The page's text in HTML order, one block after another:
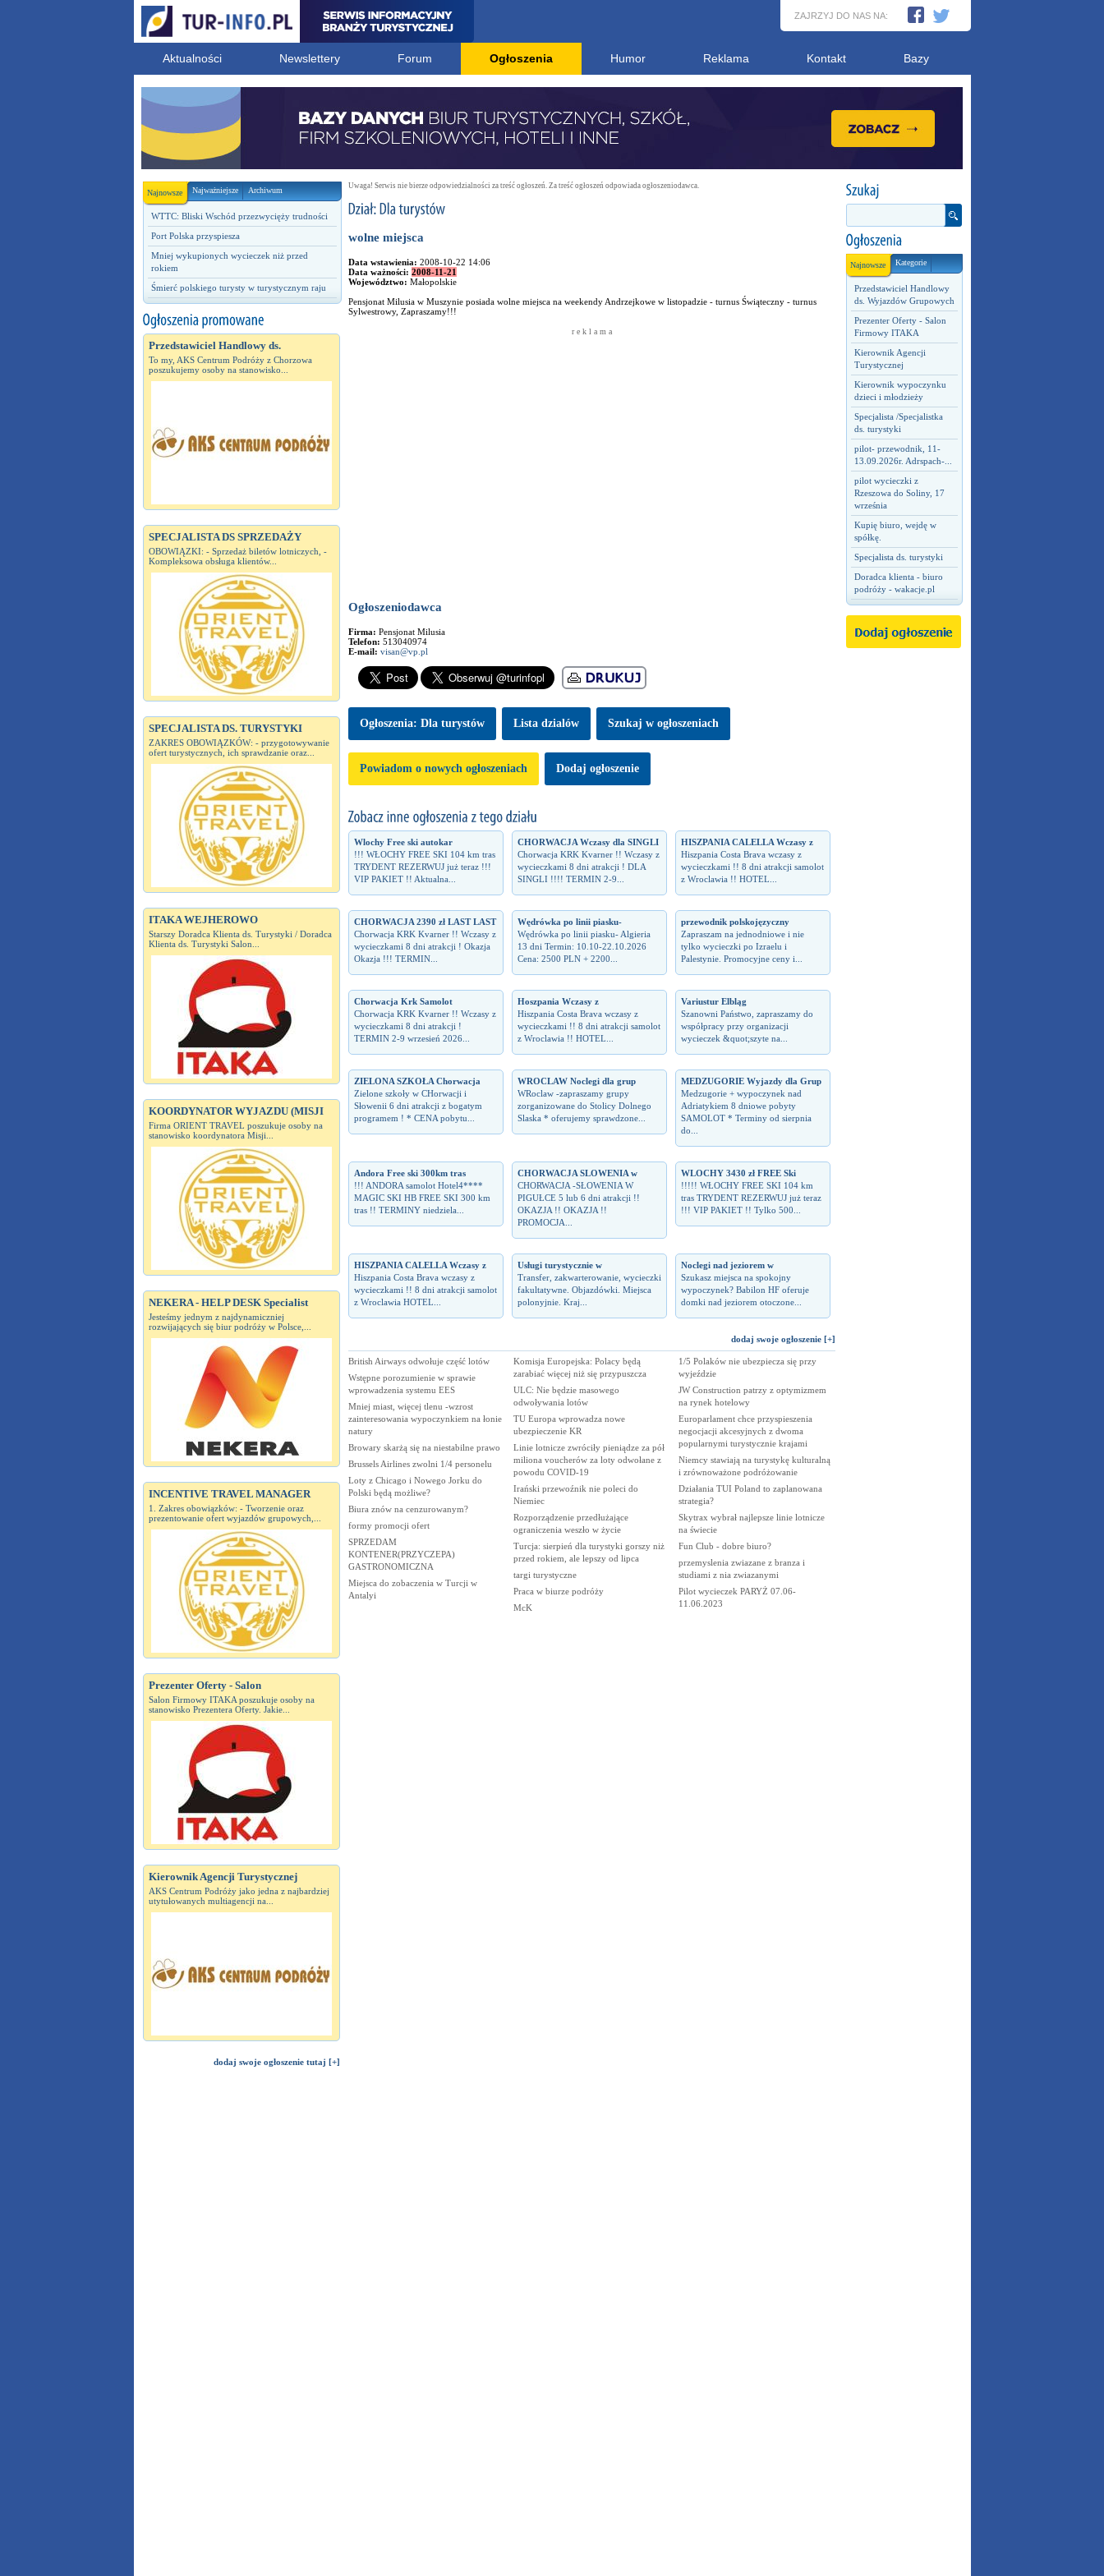
ZAJRZYJ DO NAS NA:
Aktualności Newslettery Forum Ogłoszenia Humor Reklama Kontakt Bazy
Najnowsze Najważniejsze Archiwum
WTTC: Bliski Wschód przezwycięży trudności
Port Polska przyspiesza
Mniej wykupionych wycieczek niż przed
rokiem
Śmierć polskiego turysty w turystycznym raju
Przedstawiciel Handlowy ds.
To my, AKS Centrum Podróży z Chorzowa
poszukujemy osoby na stanowisko...
SPECJALISTA DS SPRZEDAŻY
OBOWIĄZKI: - Sprzedaż biletów lotniczych, -
Kompleksowa obsługa klientów...
SPECJALISTA DS. TURYSTYKI
ZAKRES OBOWIĄZKÓW: - przygotowywanie
ofert turystycznych, ich sprawdzanie oraz...
ITAKA WEJHEROWO
Starszy Doradca Klienta ds. Turystyki / Doradca
Klienta ds. Turystyki Salon...
KOORDYNATOR WYJAZDU (MISJI
Firma ORIENT TRAVEL poszukuje osoby na
stanowisko koordynatora Misji...
NEKERA - HELP DESK Specialist
Jesteśmy jednym z najdynamiczniej
rozwijających się biur podróży w Polsce,...
INCENTIVE TRAVEL MANAGER
1. Zakres obowiązków: - Tworzenie oraz
prezentowanie ofert wyjazdów grupowych,...
Prezenter Oferty - Salon
Salon Firmowy ITAKA poszukuje osoby na
stanowisko Prezentera Oferty. Jakie...
Kierownik Agencji Turystycznej
AKS Centrum Podróży jako jedna z najbardziej
utytułowanych multiagencji na...
dodaj swoje ogłoszenie tutaj [+]
Najnowsze Kategorie
Przedstawiciel Handlowy
ds. Wyjazdów Grupowych
Prezenter Oferty - Salon
Firmowy ITAKA
Kierownik Agencji
Turystycznej
Kierownik wypoczynku
dzieci i młodzieży
Specjalista /Specjalistka
ds. turystyki
pilot- przewodnik, 11-
13.09.2026r. Adrspach-...
pilot wycieczki z
Rzeszowa do Soliny, 17
września
Kupię biuro, wejdę w
spółkę.
Specjalista ds. turystyki
Doradca klienta - biuro
podróży - wakacje.pl
Uwaga! Serwis nie bierze odpowiedzialności za treść ogłoszeń. Za treść ogłoszeń odpowiada ogłoszeniodawca.
wolne miejsca
Data wstawienia: 2008-10-22 14:06
Data ważności: 2008-11-21
Województwo: Małopolskie
Pensjonat Milusia w Muszynie posiada wolne miejsca na weekendy Andrzejkowe w listopadzie - turnus Świąteczny - turnus
Sylwestrowy, Zapraszamy!!!
r e k l a m a
Ogłoszeniodawca
Firma: Pensjonat Milusia
Telefon: 513040974
E-mail: visan@vp.pl
Ogłoszenia: Dla turystów Lista dzialów Szukaj w ogłoszeniach
Powiadom o nowych ogłoszeniach Dodaj ogłoszenie
Wlochy Free ski autokar
!!! WŁOCHY FREE SKI 104 km tras
TRYDENT REZERWUJ już teraz !!!
VIP PAKIET !! Aktualna...
CHORWACJA Wczasy dla SINGLI
Chorwacja KRK Kvarner !! Wczasy z
wycieczkami 8 dni atrakcji ! DLA
SINGLI !!!! TERMIN 2-9...
HISZPANIA CALELLA Wczasy z
Hiszpania Costa Brava wczasy z
wycieczkami !! 8 dni atrakcji samolot
z Wroclawia !! HOTEL...
CHORWACJA 2390 zł LAST LAST
Chorwacja KRK Kvarner !! Wczasy z
wycieczkami 8 dni atrakcji ! Okazja
Okazja !!! TERMIN...
Wędrówka po linii piasku-
Wędrówka po linii piasku- Algieria
13 dni Termin: 10.10-22.10.2026
Cena: 2500 PLN + 2200...
przewodnik polskojęzyczny
Zapraszam na jednodniowe i nie
tylko wycieczki po Izraelu i
Palestynie. Promocyjne ceny i...
Chorwacja Krk Samolot
Chorwacja KRK Kvarner !! Wczasy z
wycieczkami 8 dni atrakcji !
TERMIN 2-9 wrzesień 2026...
Hoszpania Wczasy z
Hiszpania Costa Brava wczasy z
wycieczkami !! 8 dni atrakcji samolot
z Wroclawia !! HOTEL...
Variustur Elbląg
Szanowni Państwo, zapraszamy do
współpracy przy organizacji
wycieczek &quot;szyte na...
ZIELONA SZKOŁA Chorwacja
Zielone szkoły w CHorwacji i
Słowenii 6 dni atrakcji z bogatym
programem ! * CENA pobytu...
WROCLAW Noclegi dla grup
WRoclaw -zapraszamy grupy
zorganizowane do Stolicy Dolnego
Slaska * oferujemy sprawdzone...
MEDZUGORIE Wyjazdy dla Grup
Medzugorie + wypoczynek nad
Adriatykiem 8 dniowe pobyty
SAMOLOT * Terminy od sierpnia
do...
Andora Free ski 300km tras
!!! ANDORA samolot Hotel4****
MAGIC SKI HB FREE SKI 300 km
tras !! TERMINY niedziela...
CHORWACJA SLOWENIA w
CHORWACJA -SŁOWENIA W
PIGUŁCE 5 lub 6 dni atrakcji !!
OKAZJA !! OKAZJA !!
PROMOCJA...
WLOCHY 3430 zł FREE Ski
!!!!! WŁOCHY FREE SKI 104 km
tras TRYDENT REZERWUJ już teraz
!!! VIP PAKIET !! Tylko 500...
HISZPANIA CALELLA Wczasy z
Hiszpania Costa Brava wczasy z
wycieczkami !! 8 dni atrakcji samolot
z Wroclawia HOTEL...
Usługi turystycznie w
Transfer, zakwarterowanie, wycieczki
fakultatywne. Objazdówki. Miejsca
polonyjnie. Kraj...
Noclegi nad jeziorem w
Szukasz miejsca na spokojny
wypoczynek? Babilon HF oferuje
domki nad jeziorem otoczone...
dodaj swoje ogłoszenie [+]
British Airways odwołuje część lotów
Wstępne porozumienie w sprawie
wprowadzenia systemu EES
Mniej miast, więcej tlenu -wzrost
zainteresowania wypoczynkiem na łonie
natury
Browary skarżą się na niestabilne prawo
Brussels Airlines zwolni 1/4 personelu
Loty z Chicago i Nowego Jorku do
Polski będą możliwe?
Biura znów na cenzurowanym?
formy promocji ofert
SPRZEDAM
KONTENER(PRZYCZEPA)
GASTRONOMICZNA
Miejsca do zobaczenia w Turcji w
Antalyi
Komisja Europejska: Polacy będą
zarabiać więcej niż się przypuszcza
ULC: Nie będzie masowego
odwoływania lotów
TU Europa wprowadza nowe
ubezpieczenie KR
Linie lotnicze zwróciły pieniądze za pół
miliona voucherów za loty odwołane z
powodu COVID-19
Irański przewoźnik nie poleci do
Niemiec
Rozporządzenie przedłużające
ograniczenia weszło w życie
Turcja: sierpień dla turystyki gorszy niż
przed rokiem, ale lepszy od lipca
targi turystyczne
Praca w biurze podróży
McK
1/5 Polaków nie ubezpiecza się przy
wyjeździe
JW Construction patrzy z optymizmem
na rynek hotelowy
Europarlament chce przyspieszenia
negocjacji akcesyjnych z dwoma
popularnymi turystycznie krajami
Niemcy stawiają na turystykę kulturalną
i zrównoważone podróżowanie
Działania TUI Poland to zaplanowana
strategia?
Skytrax wybrał najlepsze linie lotnicze
na świecie
Fun Club - dobre biuro?
przemyslenia zwiazane z branza i
studiami z nia zwiazanymi
Pilot wycieczek PARYŻ 07.06-
11.06.2023